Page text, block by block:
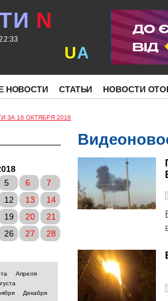
N
UA
НОВОСТИ СТАТЬИ НОВОСТИ
ЗА 16 ОКТЯБРЯ 2018
5 6
7
12 13
14
19 20
21
26 27
28
Апреля
Декабря